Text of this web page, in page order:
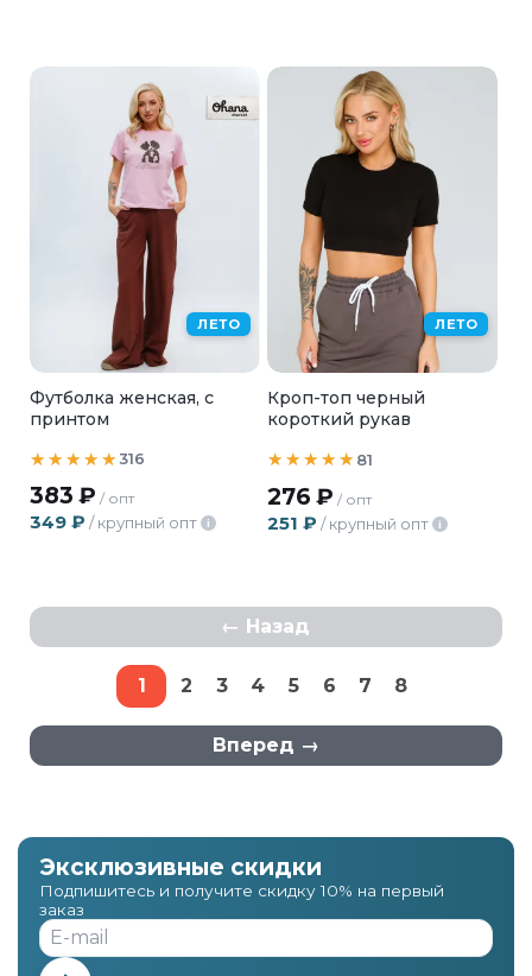
ЛЕТО
Футболка женская, с
принтом
316
383 ₽ / опт
349 ₽ / крупный опт i
ЛЕТО
Кроп-топ черный
короткий рукав
81
276 ₽ / опт
251 ₽ / крупный опт i
Назад
1 2 3 4 5 6 7 8
Вперед
Эксклюзивные скидки
Подпишитесь и получите скидку 10% на первый
заказ